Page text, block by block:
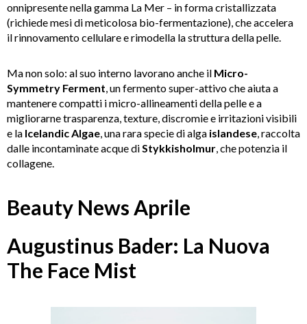
onnipresente nella gamma La Mer – in forma cristallizzata
(richiede mesi di meticolosa bio-fermentazione), che accelera
il rinnovamento cellulare e rimodella la struttura della pelle.
Ma non solo: al suo interno lavorano anche il Micro-
Symmetry Ferment, un fermento super-attivo che aiuta a
mantenere compatti i micro-allineamenti della pelle e a
migliorarne trasparenza, texture, discromie e irritazioni visibili
e la Icelandic Algae, una rara specie di alga islandese, raccolta
dalle incontaminate acque diStykkisholmur, che potenzia il
collagene.
Beauty News Aprile
Augustinus Bader: La Nuova
The Face Mist